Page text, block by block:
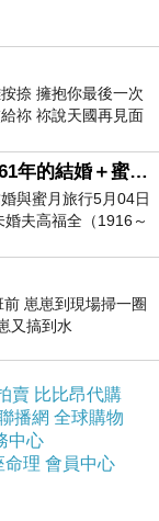
捺 擁抱你最後一次
祢 祢說天國再見面
AI「曼波女郎」葛蘭1961年的結婚＋蜜月旅行 #戀上老電影 #葛蘭 #粟子
與蜜月旅行5月04日
夫高福全（1916～
於英國倫敦St.S
崽崽到現場掃一圈
又搞到水
賣 比比昂代購
播網 全球購物
中心
命理 會員中心